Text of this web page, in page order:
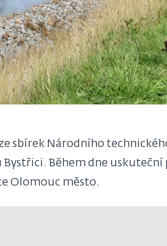
sbírek Národního
Během dne
Olomouc město.